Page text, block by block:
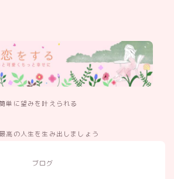
単に望みを叶えられる
高の人生を生み出しましょう
ブログ